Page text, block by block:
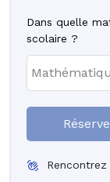
Dans quelle
scolaire ?